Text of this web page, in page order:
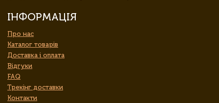
ІНФОРМАЦІЯ
Про нас
Каталог товарів
Доставка і оплата
Відгуки
FAQ
Трекінг доставки
Контакти